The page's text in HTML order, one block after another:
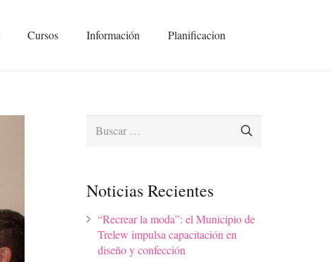
Cursos Información Planificacion
Buscar:
Noticias Recientes
“Recrear la moda”: el Municipio de
Trelew impulsa capacitación en
diseño y confección